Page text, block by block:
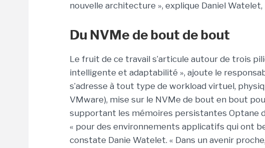
nouvelle architecture », explique Daniel
Du NVMe de bout de bout
Le fruit de ce travail s’articule autour de trois
intelligente et adaptabilité », ajoute le
s’adresse à tout type de workload virtuel,
VMware), mise sur le NVMe de bout en bout
supportant les mémoires persistantes Optane
« pour des environnements applicatifs qui ont
constate Danie Watelet. « Dans un avenir